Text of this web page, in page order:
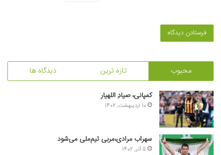
محبوب تازه ترین دیدگاه ها
کمپانی، صیادِ اللهیار
10 اردیبهشت, 1402
سهراب مرادی،مربی تیم‌ملی می‌شود
5 آذر, 1402